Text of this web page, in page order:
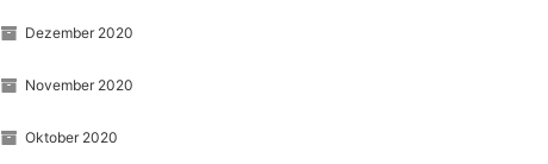
Dezember 2020
November 2020
Oktober 2020